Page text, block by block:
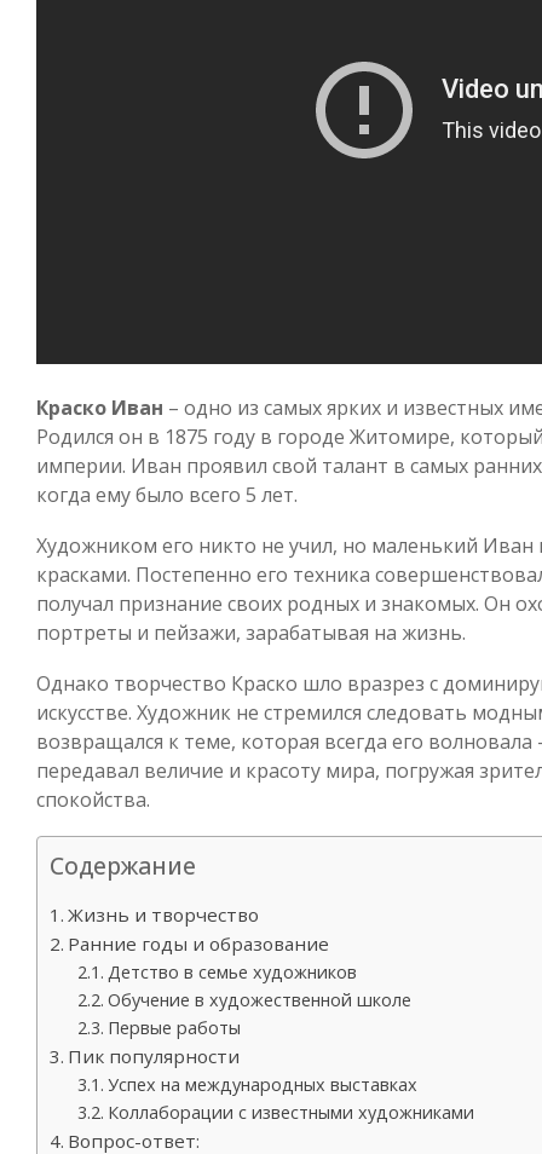
Краско Иван – одно из самых ярких и известных
Родился он в 1875 году в городе Житомире,
империи. Иван проявил свой талант в самых
когда ему было всего 5 лет.
Художником его никто не учил, но маленький
красками. Постепенно его техника
получал признание своих родных и знакомых. Он
портреты и пейзажи, зарабатывая на жизнь.
Однако творчество Краско шло вразрез с
искусстве. Художник не стремился следовать
возвращался к теме, которая всегда его
передавал величие и красоту мира, погружая
спокойства.
Содержание
Жизнь и творчество
Ранние годы и образование
Детство в семье художников
Обучение в художественной школе
Первые работы
Пик популярности
Успех на международных выставках
Коллаборации с известными художниками
Вопрос-ответ: